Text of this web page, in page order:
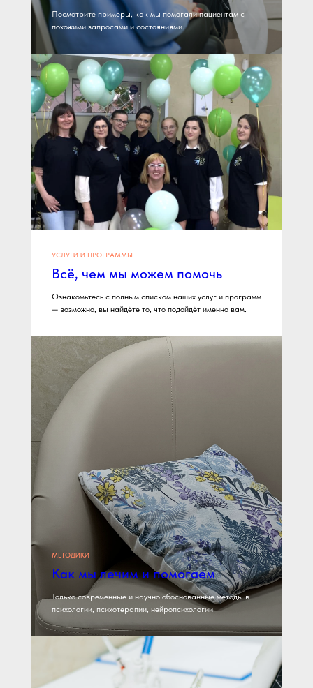
Посмотрите примеры, как мы помогали пациентам с
похожими запросами и состояниями.
УСЛУГИ И ПРОГРАММЫ
Всё, чем мы можем помочь
Ознакомьтесь с полным списком наших услуг и программ
— возможно, вы найдёте то, что подойдёт именно вам.
МЕТОДИКИ
Как мы лечим и помогаем
Только современные и научно обоснованные методы в
психологии, психотерапии, нейропсихологии
Запишитесь на
прием сегодня
Записаться